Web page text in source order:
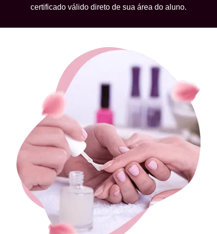
certificado válido direto de sua área do aluno.